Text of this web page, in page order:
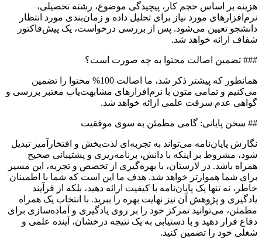
هزینه بر اساس حجم کار، پیچیدگی موضوع، رشته تحصیلی،
نرم‌افزارهای مورد نیاز برای تحلیل داده و زمان‌بندی مورد انتظار
دانشجو تعیین می‌شود. پس از بررسی درخواست، یک پیش‌فاکتور
شفاف ارائه خواهد شد.
### تضمین اصالت محتوا به چه صورت است؟
همانطور که پیشتر ذکر شد، ما اصالت 100% محتوا را تضمین
می‌کنیم و تمامی متون با نرم‌افزارهای مشابهت‌یاب معتبر بررسی و
گواهی عدم سرقت علمی ارائه خواهد شد.
## سخن پایانی: گامی مطمئن به سوی موفقیت
نگارش پایان‌نامه می‌تواند به تجربه‌ای لذت‌بخش و افتخارآمیز تبدیل
شود، مشروط بر اینکه با دانش، برنامه‌ریزی و پشتیبانی صحیح
همراه باشد. در لارستان، با بهره‌گیری از تخصص و تجربه، این مسیر
برای شما هموارتر خواهد شد. هدف ما این است که شما با اطمینان
خاطر، نه تنها یک پایان‌نامه با کیفیت ارائه دهید، بلکه از فرآیند
یادگیری و پژوهش آن نیز نهایت بهره را ببرید. با انتخاب یک همراه
مطمئن، می‌توانید تمرکز خود را بر روی یادگیری و آماده‌سازی برای
دفاع قرار دهید و با دستیابی به یک نتیجه درخشان، آینده علمی و
شغلی خود را تضمین کنید.